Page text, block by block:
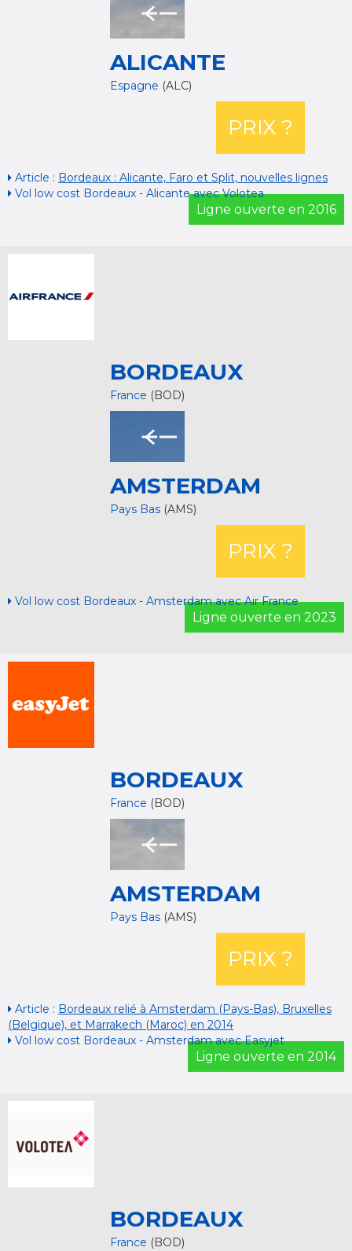
ALICANTE
Espagne (ALC)
PRIX ?
Article : Bordeaux : Alicante, Faro et Split, nouvelles lignes
Vol low cost Bordeaux - Alicante avec Volotea
Ligne ouverte en 2016
BORDEAUX
France (BOD)
AMSTERDAM
Pays Bas (AMS)
PRIX ?
Vol low cost Bordeaux - Amsterdam avec Air France
Ligne ouverte en 2023
BORDEAUX
France (BOD)
AMSTERDAM
Pays Bas (AMS)
PRIX ?
Article : Bordeaux relié à Amsterdam (Pays-Bas), Bruxelles
(Belgique), et Marrakech (Maroc) en 2014
Vol low cost Bordeaux - Amsterdam avec Easyjet
Ligne ouverte en 2014
BORDEAUX
France (BOD)